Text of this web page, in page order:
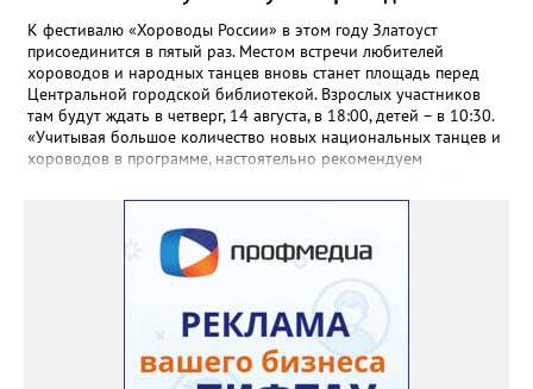
К фестивалю «Хороводы России» в этом году Златоуст
присоединится в пятый раз. Местом встречи любителей
хороводов и народных танцев вновь станет площадь перед
Центральной городской библиотекой. Взрослых участников
там будут ждать в четверг, 14 августа, в 18:00, детей – в 10:30.
«Учитывая большое количество новых национальных танцев и
хороводов в программе, настоятельно рекомендуем
(четверг) и 11 (вторник) августа в 18:00 на той же площади, -
сообщают организаторы. И добавляют: - Репетиции состоятся в
любую погоду! Если не на открытом воздухе, то в большом
зале на 5-ом этаже». Праздники для детей и взрослых в этом
году будут объединены общим названием «Златоустовский
народ, вставай в единый хоровод!».